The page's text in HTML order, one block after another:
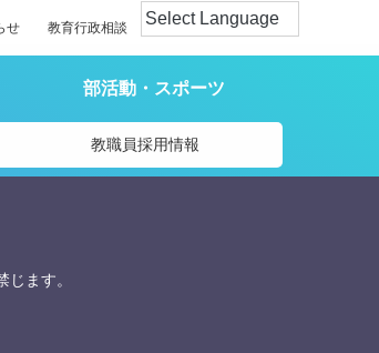
せ 教育行政相談
部活動・スポーツ
教職員採用情報
ます。